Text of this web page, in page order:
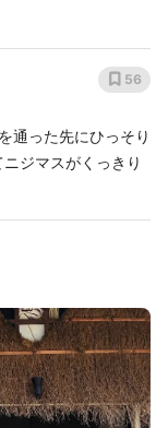
通った先にひっそり
ジマスがくっきり
56